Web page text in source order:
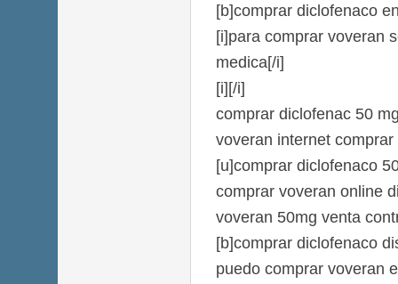
[b]comprar diclofenaco
[i]para comprar voveran
medica[/i]
[i][/i]
comprar diclofenac 50
voveran internet
[u]comprar diclofenaco
comprar voveran online
voveran 50mg venta
[b]comprar diclofenaco
puedo comprar voveran